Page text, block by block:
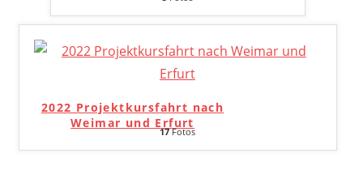
2022 Projektkursfahrt nach
Weimar und Erfurt
17Fotos